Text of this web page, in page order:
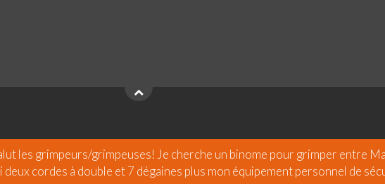
les grimpeurs/grimpeuses! Je cherche un binome pour grimper entre
cordes à double et 7 dégaines plus mon équipement personnel de